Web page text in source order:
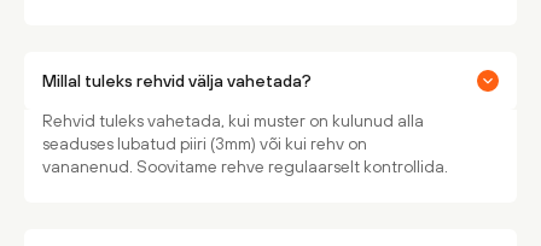
Millal tuleks rehvid välja vahetada?
Rehvid tuleks vahetada, kui muster on kulunud alla
seaduses lubatud piiri (3mm) või kui rehv on
vananenud. Soovitame rehve regulaarselt kontrollida.